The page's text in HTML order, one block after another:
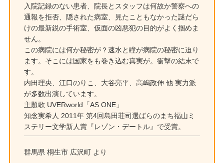
入院記録のない患者、院長とスタッフは何故か警察への
通報を拒否、隠された病室、見たこともなかった謎だら
けの最新鋭の手術室、仮面の凶悪犯の目的がよく掴めま
せん。
この病院には何か秘密が？速水と瞳が病院の秘密に迫り
ます。そこには国家をも巻き込む真実が。衝撃の結末で
す。
内田理央、江口のりこ、大谷亮平、高嶋政伸 他 実力派
が多数出演しています。
主題歌 UVERworld「AS ONE」
知念実希人 2011年 第4回島田荘司選ばらのまち福山ミ
ステリー文学新人賞『レゾン・デートル』で受賞。
群馬県 桐生市 広沢町 より